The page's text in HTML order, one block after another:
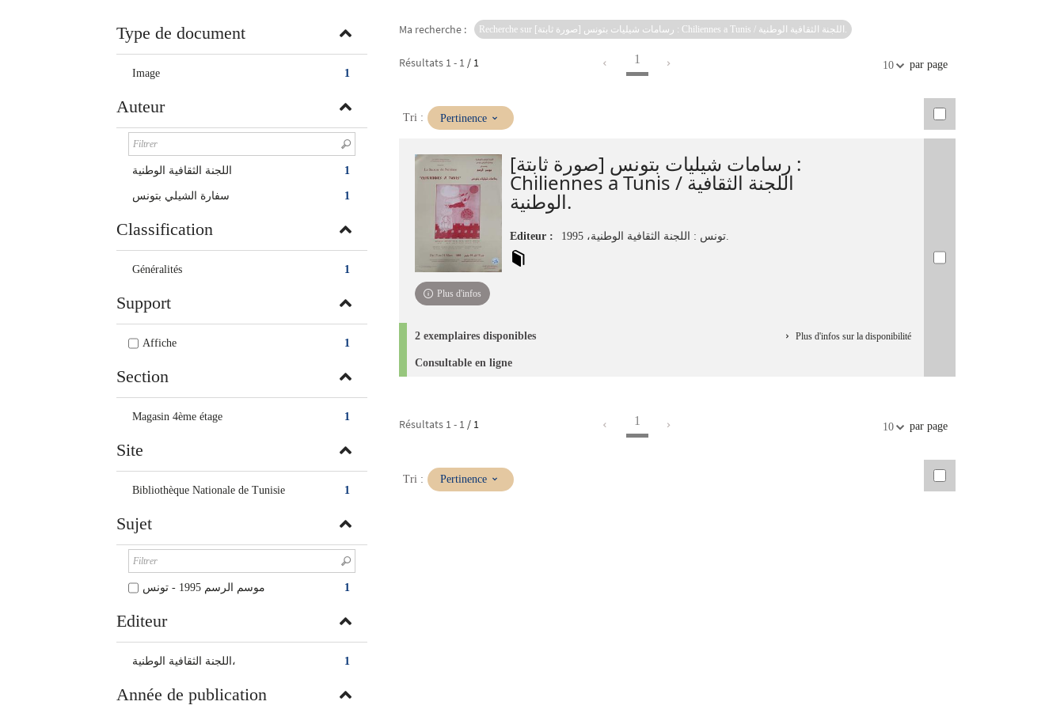
Ma recherche : Recherche sur رسامات شيليات بتونس [صورة ثابتة] : Chiliennes a Tunis / اللجنة الثقافية الوطنية.
Résultats 1 - 1 / 1 1 10 par page
Tri :(Mise
immédiate)
Pertinence
رسامات شيليات بتونس [صورة ثابتة] :
Chiliennes a Tunis / اللجنة الثقافية
الوطنية.
Editeur : تونس : اللجنة الثقافية الوطنية، 1995.
Plus d'infos
2 exemplaires disponibles Plus d'infos sur la disponibilité
Consultable en ligne
Résultats 1 - 1 / 1 1 10 par page
Tri :(MisePertinence
Type de document
1
Image
Auteur
1 اللجنة الثقافية الوطنية
1 سفارة الشيلي بتونس
Classification
1
Généralités
Support
1
Affiche
Section
1
Magasin 4ème étage
Site
1
Bibliothèque Nationale de Tunisie
Sujet
1 موسم الرسم 1995 - تونس
Editeur
1 اللجنة الثقافية الوطنية،
Année de publication